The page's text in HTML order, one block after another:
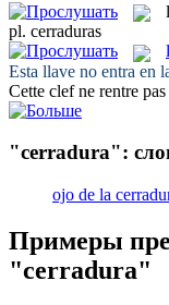
pl. cerraduras
Esta llave no entra en
Cette clef ne rentre pas
"cerradura":
ojo de la
Примеры
"cerradura"